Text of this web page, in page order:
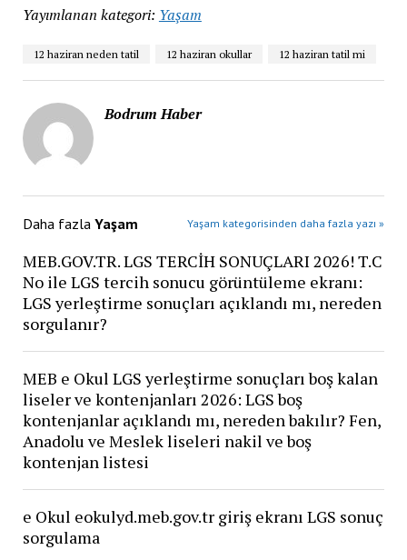
Yayımlanan kategori: Yaşam
12 haziran neden tatil 12 haziran okullar 12 haziran tatil mi
Bodrum Haber
Daha fazla Yaşam Yaşam kategorisinden daha fazla yazı »
MEB.GOV.TR. LGS TERCİH SONUÇLARI 2026! T.C
No ile LGS tercih sonucu görüntüleme ekranı:
LGS yerleştirme sonuçları açıklandı mı, nereden
sorgulanır?
MEB e Okul LGS yerleştirme sonuçları boş kalan
liseler ve kontenjanları 2026: LGS boş
kontenjanlar açıklandı mı, nereden bakılır? Fen,
Anadolu ve Meslek liseleri nakil ve boş
kontenjan listesi
e Okul eokulyd.meb.gov.tr giriş ekranı LGS sonuç
sorgulama